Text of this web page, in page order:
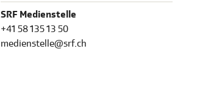
SRF Medienstelle
+41 58 135 13 50
medienstelle@srf.ch